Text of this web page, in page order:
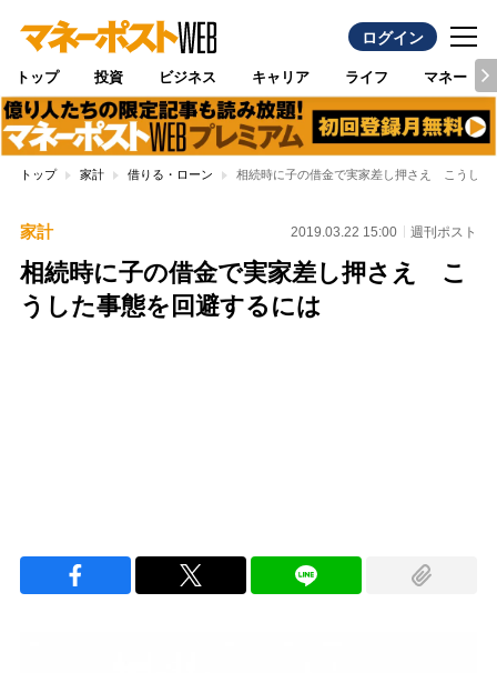
ログイン
トップ 投資 ビジネス キャリア ライフ マネー
トップ 家計 借りる・ローン 相続時に子の借金で実家差し押さえ こうした
家計 2019.03.22 15:00 週刊ポスト
相続時に子の借金で実家差し押さえ こ
うした事態を回避するには